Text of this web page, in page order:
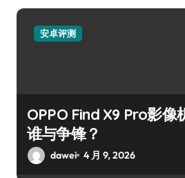
安卓评测
OPPO Find X9 Pro影像
谁与争锋？
dawei 4 月 9, 2026